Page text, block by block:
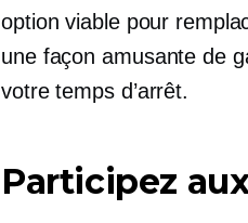
option viable pour
une façon amusante de
votre temps d’arrêt.
Participez